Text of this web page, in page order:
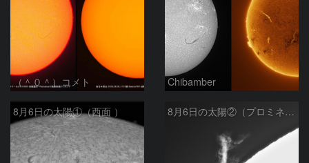
（＾０＾）コメト Chibamber
8月6日の太陽①（西面 ） 8月6日の太陽②（プロミネン北東縁 ）